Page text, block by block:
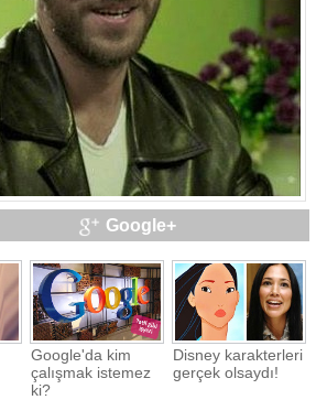
Google+
Google'da kim
çalışmak istemez
ki?
Disney karakterleri
gerçek olsaydı!